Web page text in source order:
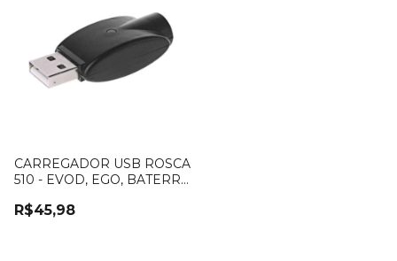
CARREGADOR USB ROSCA
510 - EVOD, EGO, BATERRY,
R$45,98